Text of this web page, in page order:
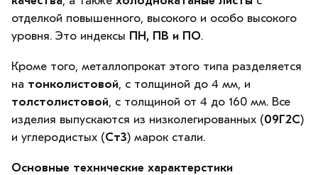
отделкой повышенного, высокого и особо высокого
уровня. Это индексы ПН, ПВ и ПО.
Кроме того, металлопрокат этого типа разделяется
на тонколистовой , с толщиной до 4 мм, и
толстолистовой , с толщиной от 4 до 160 мм. Все
изделия выпускаются из низколегированных (09Г2С)
и углеродистых (Ст3) марок стали.
Основные технические характерстики